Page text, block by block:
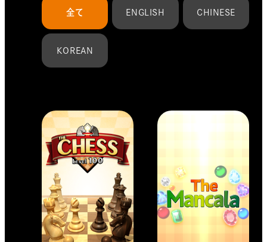
スマートフォンアプリ
PCゲーム
グローバルコンテンツ
その他
全て ENGLISH CHINESE
KOREAN